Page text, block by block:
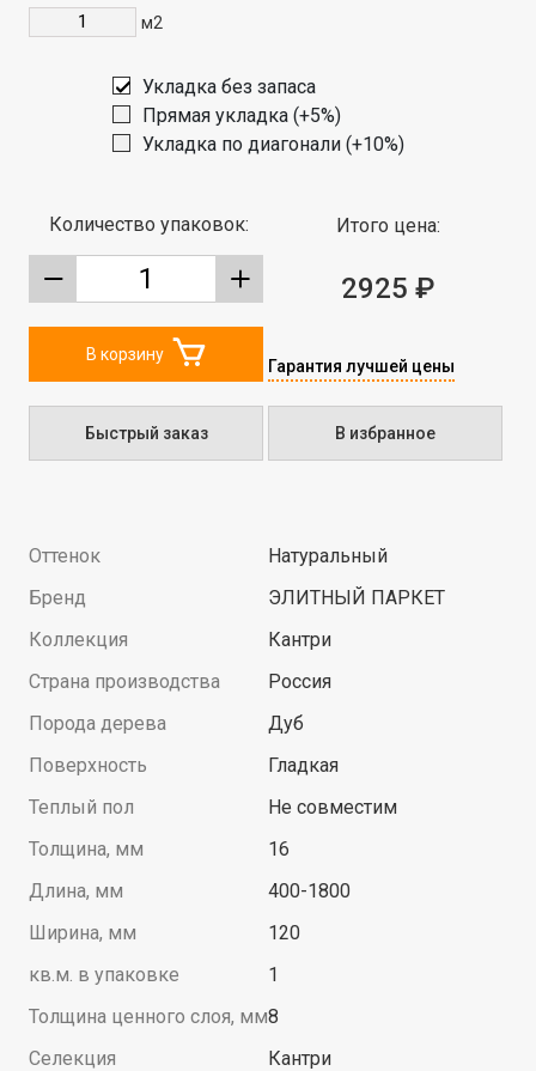
м2
Укладка без запаса
Прямая укладка (+5%)
Укладка по диагонали (+10%)
Количество упаковок: Итого цена:
2925 ₽
Гарантия лучшей цены
В корзину
Быстрый заказ В избранное
Оттенок
Натуральный
Бренд
ЭЛИТНЫЙ ПАРКЕТ
Коллекция
Кантри
Страна производства
Россия
Порода дерева
Дуб
Поверхность
Гладкая
Теплый пол
Не совместим
Толщина, мм
16
Длина, мм
400-1800
Ширина, мм
120
кв.м. в упаковке
1
Толщина ценного слоя, мм8
Селекция
Кантри